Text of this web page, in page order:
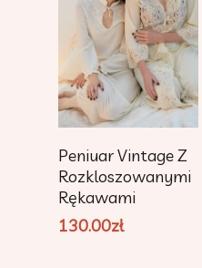
Add To Cart
Peniuar Vintage Z
Rozkloszowanymi
Rękawami
130.00zł